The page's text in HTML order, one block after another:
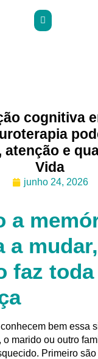
cognitiva
atenção e
Vida
junho 24, 2026
a
a
faz toda
bem essa
o marido ou outro
Primeiro